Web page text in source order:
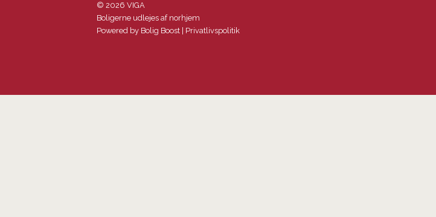
© 2026 VIGA
Boligerne udlejes af norhjem
Powered by Bolig Boost Privatlivspolitik